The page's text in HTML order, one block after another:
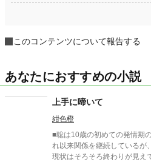
このコンテンツについて報告する
あなたにおすすめの小説
上手に啼いて
紺色橙
■聡は10歳の初めての発情期
れ以来関係を継続しているが
現状はそろそろ終わりが見え